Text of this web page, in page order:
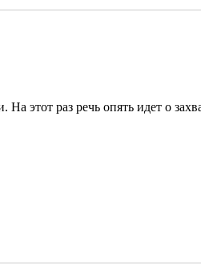
этот раз речь опять идет о